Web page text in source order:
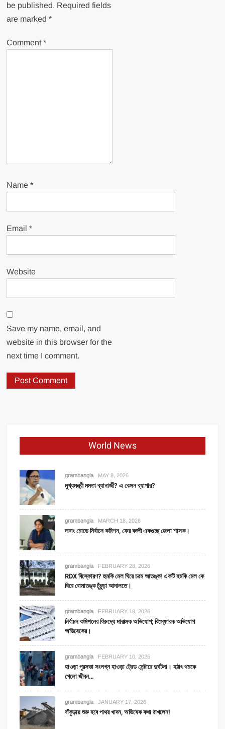
be published. Required fields
are marked*
Comment*
Name*
Email*
Website
Save my name, email, and
website in this browser for the
next time I comment.
World News
grambangla MAY 8, 2026
মুখ্যমন্ত্রী মমতা ব্যানার্জী? এ কেমন ব্যাপার?
grambangla MARCH 18, 2026
দাবাং মোডে নির্বাচন কমিশন, ফের বদলী একগুচ্ছ জেলা শাসক।
grambangla FEBRUARY 28, 2026
RDX বিস্ফোরণ? হুমকি মেল ঘিরে চরম আতঙ্ক! একটি হমকি মেল কে
ঘিরে বোমাতঙ্ক চুঁচুড়া আদালতে।
grambangla FEBRUARY 18, 2026
নির্বাচন কমিশনের বিরুদ্ধে মারাত্মক অভিযোগ; বিস্ফোরক অভিযোগ
অভিষেকের।
grambangla FEBRUARY 10, 2026
হাওড়া পুরসভা সংলগ্ন হাওড়া ট্রেড সেন্টারে দুর্ঘটনা। হঠাৎ থমকে
গেলো জীবন…
grambangla JANUARY 17, 2026
বাঁকুড়ায় শুরু হবে পাথর খাদন, অভিষেক কথা রাখলেন!